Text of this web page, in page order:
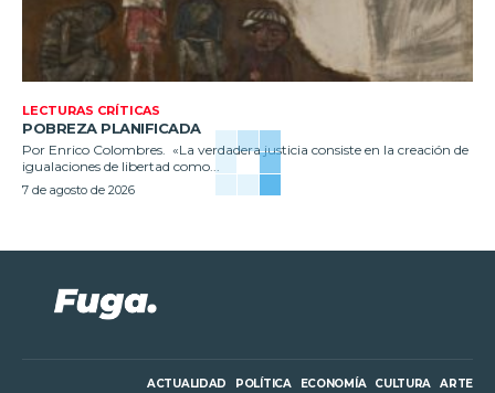
LECTURAS CRÍTICAS
POBREZA PLANIFICADA
Por Enrico Colombres. «La verdadera justicia consiste en la creación de
igualaciones de libertad como...
7 de agosto de 2026
ACTUALIDAD POLÍTICA ECONOMÍA CULTURA ARTE